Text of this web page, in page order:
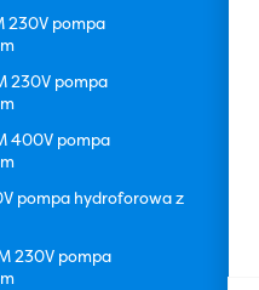
230V pompa
230V pompa
400V pompa
pompa hydroforowa z
230V pompa